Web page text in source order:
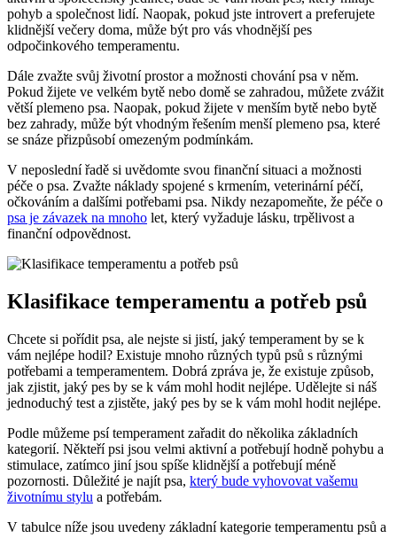
pohyb a společnost lidí. Naopak, pokud jste introvert a preferujete
klidnější večery doma, může být pro vás vhodnější pes
odpočinkového temperamentu.
Dále zvažte svůj životní prostor a možnosti chování psa v něm.
Pokud žijete ve velkém bytě nebo domě se zahradou, můžete zvážit
větší plemeno psa. Naopak, pokud žijete v menším bytě nebo bytě
bez zahrady, může být vhodným řešením menší plemeno psa, které
se snáze přizpůsobí omezeným podmínkám.
V neposlední řadě si uvědomte svou finanční situaci a možnosti
péče o psa. Zvažte náklady spojené s krmením, veterinární péčí,
očkováním a dalšími potřebami psa. Nikdy nezapomeňte, že péče o
psa je závazek na mnoho let, který vyžaduje lásku, trpělivost a
finanční odpovědnost.
Klasifikace temperamentu a potřeb psů
Chcete si pořídit psa, ale nejste si jistí, jaký temperament by se k
vám nejlépe hodil? Existuje mnoho různých typů psů s různými
potřebami a temperamentem. Dobrá zpráva je, že existuje způsob,
jak zjistit, jaký pes by se k vám mohl hodit nejlépe. Udělejte si náš
jednoduchý test a zjistěte, jaký pes by se k vám mohl hodit nejlépe.
Podle můžeme psí temperament zařadit do několika základních
kategorií. Někteří psi jsou velmi aktivní a potřebují hodně pohybu a
stimulace, zatímco jiní jsou spíše klidnější a potřebují méně
pozornosti. Důležité je najít psa, který bude vyhovovat vašemu
životnímu stylu a potřebám.
V tabulce níže jsou uvedeny základní kategorie temperamentu psů a